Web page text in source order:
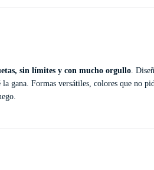
sin límites y con mucho orgullo.
gana. Formas versátiles, colores que no